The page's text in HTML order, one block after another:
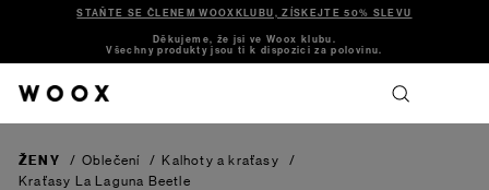
STAŇTE SE ČLENEM WOOXKLUBU, ZÍSKEJTE 50% SLEVU
Děkujeme, že jsi ve Woox klubu.
Všechny produkty jsou ti k dispozici za polovinu.
ŽENY / Oblečení / Kalhoty a kraťasy
/
Kraťasy La Laguna Beetle